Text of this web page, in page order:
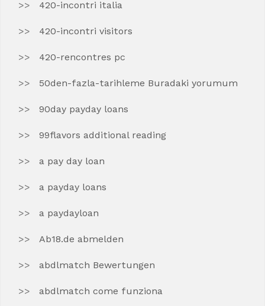
420-incontri italia
420-incontri visitors
420-rencontres pc
50den-fazla-tarihleme Buradaki yorumum
90day payday loans
99flavors additional reading
a pay day loan
a payday loans
a paydayloan
Ab18.de abmelden
abdlmatch Bewertungen
abdlmatch come funziona